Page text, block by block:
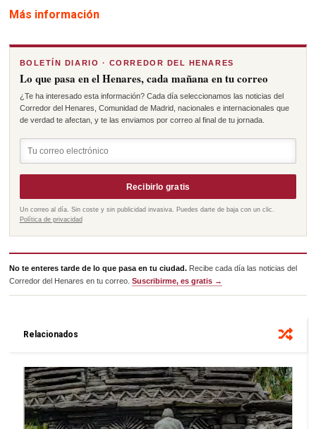
Más información
BOLETÍN DIARIO · CORREDOR DEL HENARES
Lo que pasa en el Henares, cada mañana en tu correo
¿Te ha interesado esta información? Cada día seleccionamos las noticias del
Corredor del Henares, Comunidad de Madrid, nacionales e internacionales que
de verdad te afectan, y te las enviamos por correo al final de tu jornada.
Recibirlo gratis
Un correo al día. Sin coste y sin publicidad invasiva. Puedes darte de baja con un clic.
Política de privacidad
No te enteres tarde de lo que pasa en tu ciudad. Recibe cada día las noticias del
Corredor del Henares en tu correo.Suscribirme, es gratis →
Relacionados